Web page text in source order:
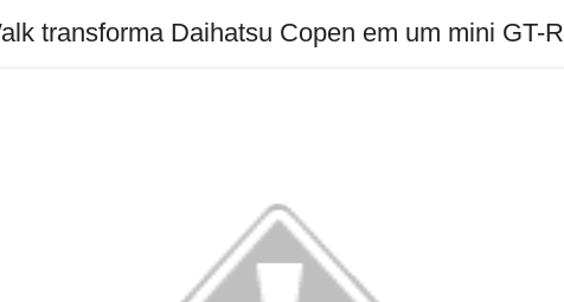
transforma Daihatsu Copen em um mini GT-R